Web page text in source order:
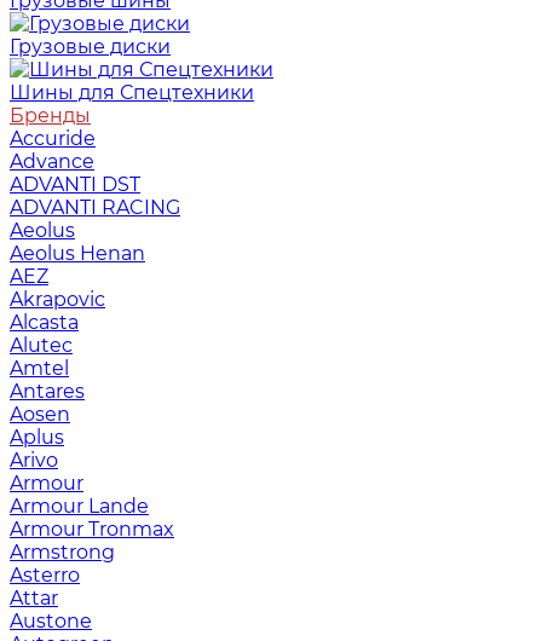
Грузовые диски
Шины для Спецтехники
Бренды
Accuride
Advance
ADVANTI DST
ADVANTI RACING
Aeolus
Aeolus Henan
AEZ
Akrapovic
Alcasta
Alutec
Amtel
Antares
Aosen
Aplus
Arivo
Armour
Armour Lande
Armour Tronmax
Armstrong
Asterro
Attar
Austone